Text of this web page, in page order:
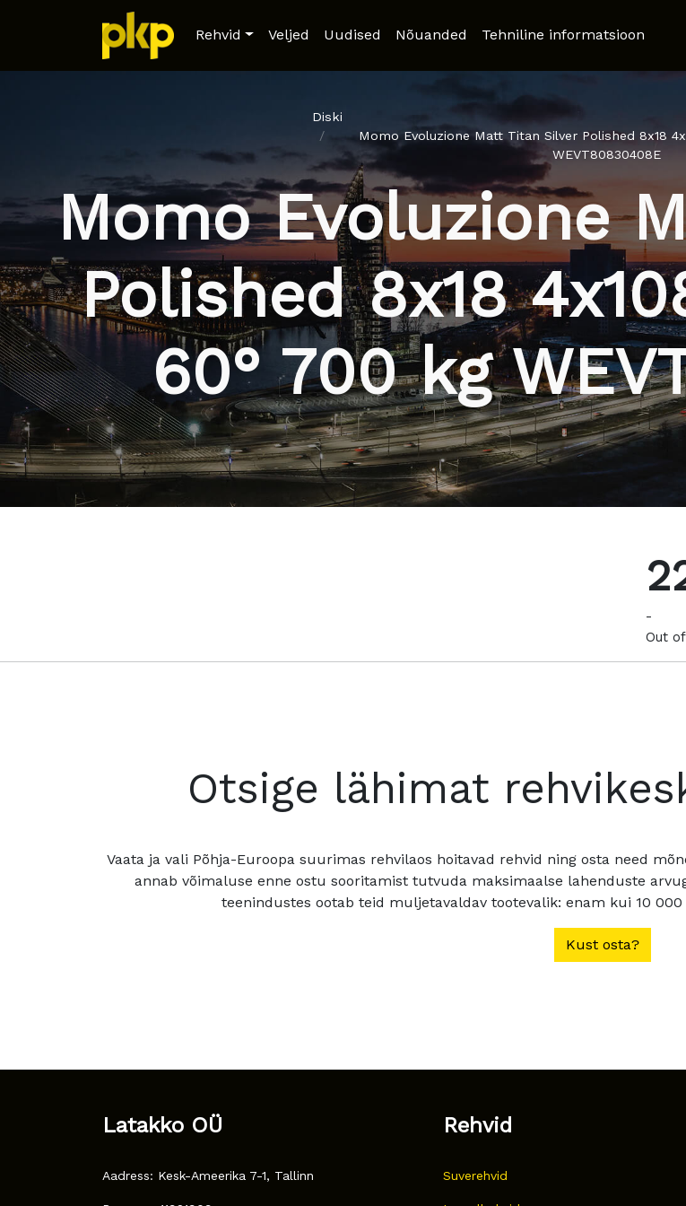
Rehvid Veljed Uudised Nõuanded Tehniline informatsioon
Diski
Momo Evoluzione Matt Titan Silver Polished 8x18
WEVT80830408E
Momo Evoluzione
Polished 8x18
60° 700 kg
-
Out
Otsige lähimat
Vaata ja vali Põhja-Euroopa suurimas rehvilaos hoitavad rehvid ning osta need
annab võimaluse enne ostu sooritamist tutvuda maksimaalse lahenduste
teenindustes ootab teid muljetavaldav tootevalik: enam kui 10
Kust osta?
Latakko OÜ
Aadress: Kesk-Ameerika 7-1, Tallinn
Rehvid
Suverehvid